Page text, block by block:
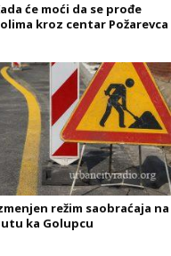
će moći da se prođe
kroz centar Požarevca
režim saobraćaja na
ka Golupcu